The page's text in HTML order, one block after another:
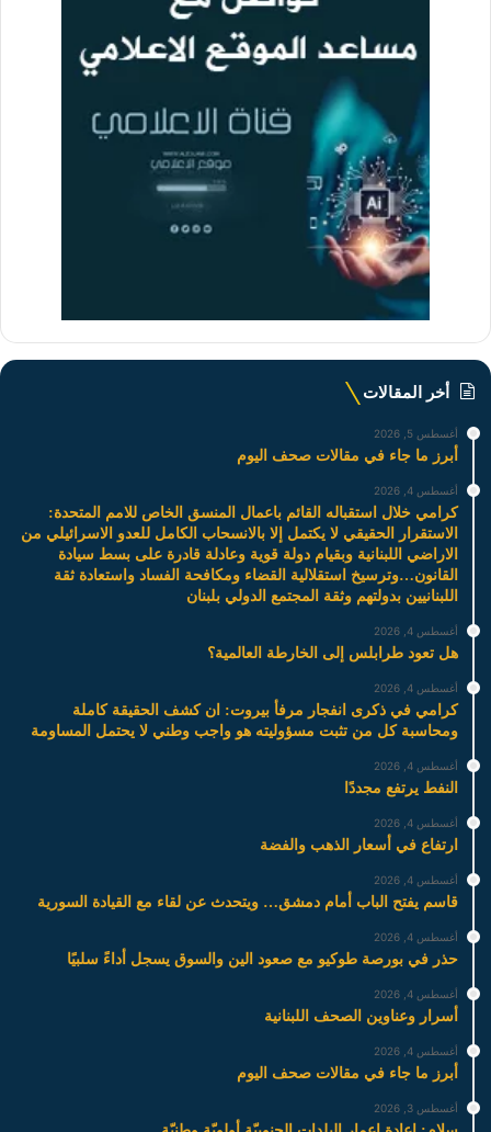
أخر المقالات
أغسطس 5, 2026
أبرز ما جاء في مقالات صحف اليوم
أغسطس 4, 2026
كرامي خلال استقباله القائم باعمال المنسق الخاص للامم المتحدة:
الاستقرار الحقيقي لا يكتمل إلا بالانسحاب الكامل للعدو الاسرائيلي من
الاراضي اللبنانية وبقيام دولة قوية وعادلة قادرة على بسط سيادة
القانون…وترسيخ استقلالية القضاء ومكافحة الفساد واستعادة ثقة
اللبنانيين بدولتهم وثقة المجتمع الدولي بلبنان
أغسطس 4, 2026
هل تعود طرابلس إلى الخارطة العالمية؟
أغسطس 4, 2026
كرامي في ذكرى انفجار مرفأ بيروت: ان كشف الحقيقة كاملة
ومحاسبة كل من تثبت مسؤوليته هو واجب وطني لا يحتمل المساومة
أغسطس 4, 2026
النفط يرتفع مجددًا
أغسطس 4, 2026
ارتفاع في أسعار الذهب والفضة
أغسطس 4, 2026
قاسم يفتح الباب أمام دمشق… ويتحدث عن لقاء مع القيادة السورية
أغسطس 4, 2026
حذر في بورصة طوكيو مع صعود الين والسوق يسجل أداءً سلبيًا
أغسطس 4, 2026
أسرار وعناوين الصحف اللبنانية
أغسطس 4, 2026
أبرز ما جاء في مقالات صحف اليوم
أغسطس 3, 2026